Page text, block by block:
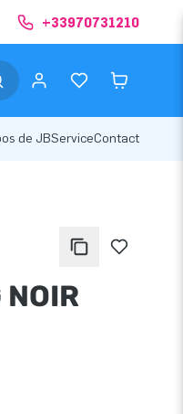
+33970731210
de JBServiceContact